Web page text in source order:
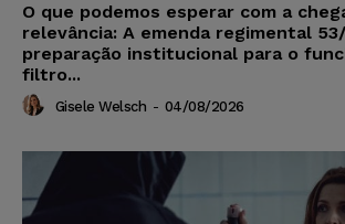
O que podemos esperar com a
relevância: A emenda regimental
preparação institucional para o
filtro...
Gisele Welsch - 04/08/2026